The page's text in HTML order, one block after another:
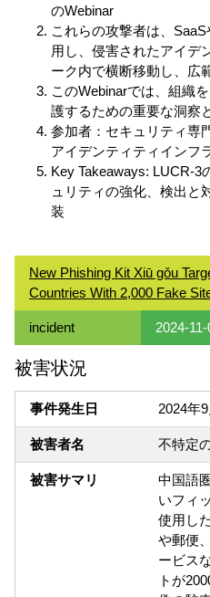
のWebinar
これらの攻撃者は、
用し、侵害されたアイデ
ーク内で横断移動し、広
このWebinarでは、組織
護するための重要な洞察
参加者：セキュリティ専
アイデンティティインフ
Key Takeaways: LUCR-3
ュリティの強化、検出と
装
New Phishing Kit Xiū gǒu
Countries With 2,000 Fake
incident 2024-
被害状況
事件発生日 2024年
被害者名 不特定
被害サマリ
中国語
いフィ
使用し
や郵便
ービス
トが